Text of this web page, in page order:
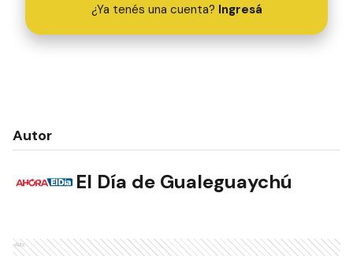
¿Ya tenés una cuenta? Ingresá
Autor
El Día de Gualeguaychú
Ads